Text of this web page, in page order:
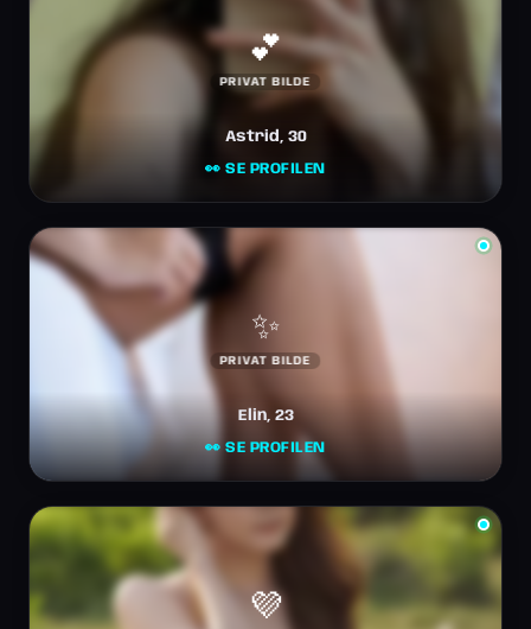
💕
PRIVAT BILDE
Astrid, 30
👀 SE PROFILEN
✨
PRIVAT BILDE
Elin, 23
👀 SE PROFILEN
💜